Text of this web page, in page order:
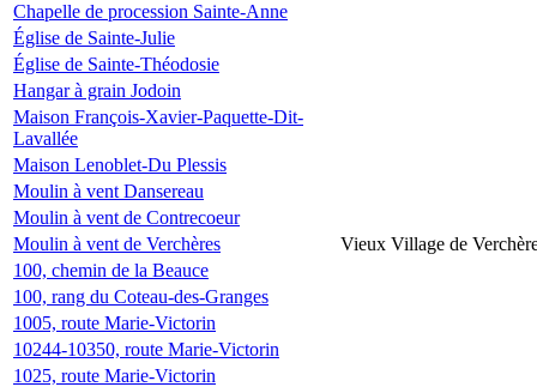
Chapelle de procession Sainte-Anne
Église de Sainte-Julie
Église de Sainte-Théodosie
Hangar à grain Jodoin
Maison François-Xavier-Paquette-Dit-
Lavallée
Maison Lenoblet-Du Plessis
Moulin à vent Dansereau
Moulin à vent de Contrecoeur
Moulin à vent de Verchères
Vieux Village de
100, chemin de la Beauce
100, rang du Coteau-des-Granges
1005, route Marie-Victorin
10244-10350, route Marie-Victorin
1025, route Marie-Victorin